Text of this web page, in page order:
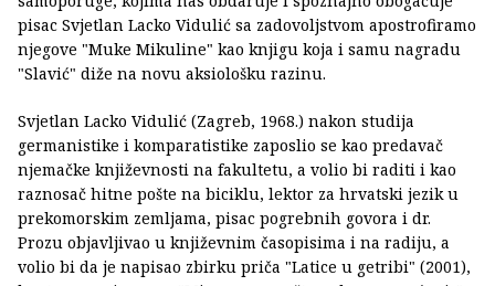
pisac Svjetlan Lacko Vidulić sa zadovoljstvom apostrofiramo
njegove "Muke Mikuline" kao knjigu koja i samu nagradu
"Slavić" diže na novu aksiološku razinu.
Svjetlan Lacko Vidulić (Zagreb, 1968.) nakon studija
germanistike i komparatistike zaposlio se kao predavač
njemačke književnosti na fakultetu, a volio bi raditi i kao
raznosač hitne pošte na biciklu, lektor za hrvatski jezik u
prekomorskim zemljama, pisac pogrebnih govora i dr.
Prozu objavljivao u književnim časopisima i na radiju, a
volio bi da je napisao zbirku priča "Latice u getribi" (2001),